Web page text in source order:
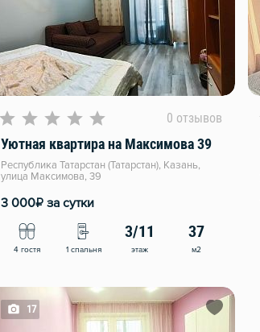
0 отзывов
Уютная квартира на Максимова 39
Республика Татарстан (Татарстан), Казань,
улица Максимова, 39
3 000₽ за сутки
4 гостя 1 спальня
3/11
этаж
37
м2
17